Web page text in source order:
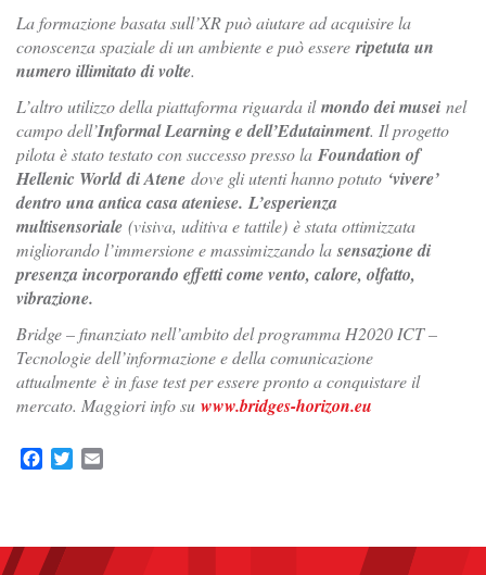
La formazione basata sull’XR può aiutare ad acquisire la
conoscenza spaziale di un ambiente e può essere ripetuta un
numero illimitato di volte.
L’altro utilizzo della piattaforma riguarda ilmondo dei musei nel
campo dell’Informal Learning e dell’Edutainment. Il progetto
pilota è stato testato con successo presso la Foundation of
Hellenic Worlddi Atene dove gli utenti hanno potuto ‘vivere’
dentro una antica casa ateniese. L’esperienza
multisensoriale (visiva, uditiva e tattile) è stata ottimizzata
migliorando l’immersione e massimizzando la sensazione di
presenza incorporando effetti come vento, calore, olfatto,
vibrazione.
Bridge – finanziato nell’ambito del programma H2020 ICT –
Tecnologie dell’informazione e della comunicazione
attualmente è in fase test per essere pronto a conquistare il
mercato. Maggiori info su www.bridges-horizon.eu
Facebook
Twitter